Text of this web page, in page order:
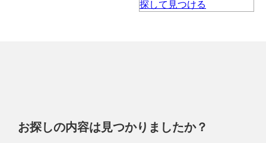
お探しの内容は見つかりましたか？